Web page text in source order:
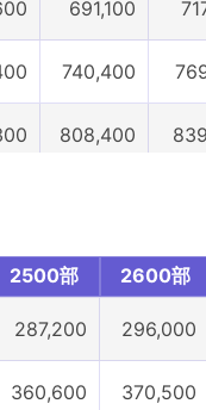
691,100
740,400
808,400
954,300
1,013,700
2500部 2600部
287,200 296,000
360,600 370,500